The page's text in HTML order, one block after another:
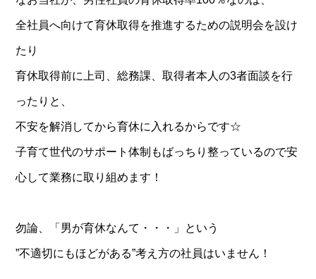
全社員へ向けて育休取得を推進するための説明会を設け
たり
育休取得前に上司、総務課、取得者本人の3者面談を行
ったりと、
不安を解消してから育休に入れるからです☆
子育て世代のサポート体制もばっちり整っているので安
心して業務に取り組めます！
勿論、「男が育休なんて・・・」という
”不適切にもほどがある”考え方の社員はいません！